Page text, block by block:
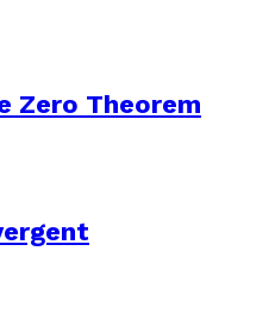
Zero Theorem